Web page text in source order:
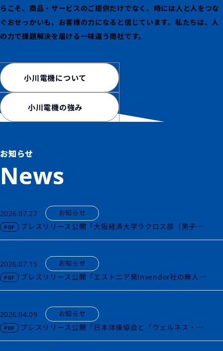
らこそ、商品・サービスのご提供だけでなく、 時には人と人をつな
ぐおせっかいも、お客様の力になると信じています。 私たちは、人
の力で課題解決を届ける一味違う商社です。
小川電機について
小川電機の強み
お知らせ
News
2026.07.27 お知らせ
プレスリリース公開「大阪経済大学ラクロス部（男子）
とスポンサー契約を締結」
2026.07.15 お知らせ
プレスリリース公開「エストニア発Invendor社の無人倉
庫システムを追加導入」
2026.04.09 お知らせ
プレスリリース公開「日本体操協会と「ウェルネス・
パートナー」契約を締結」